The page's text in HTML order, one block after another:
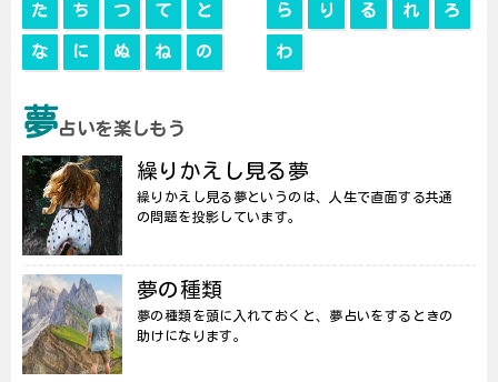
た ち つ て と ら り る れ ろ
な に ぬ ね の わ
夢占いを楽しもう
繰りかえし見る夢
繰りかえし見る夢というのは、人生で直面する共通
の問題を投影しています。
夢の種類
夢の種類を頭に入れておくと、夢占いをするときの
助けになります。